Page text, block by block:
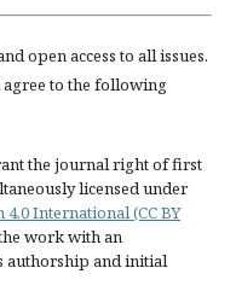
open access to all issues.
to the following
the journal right of first
licensed under
International (CC BY
work with an
authorship and initial